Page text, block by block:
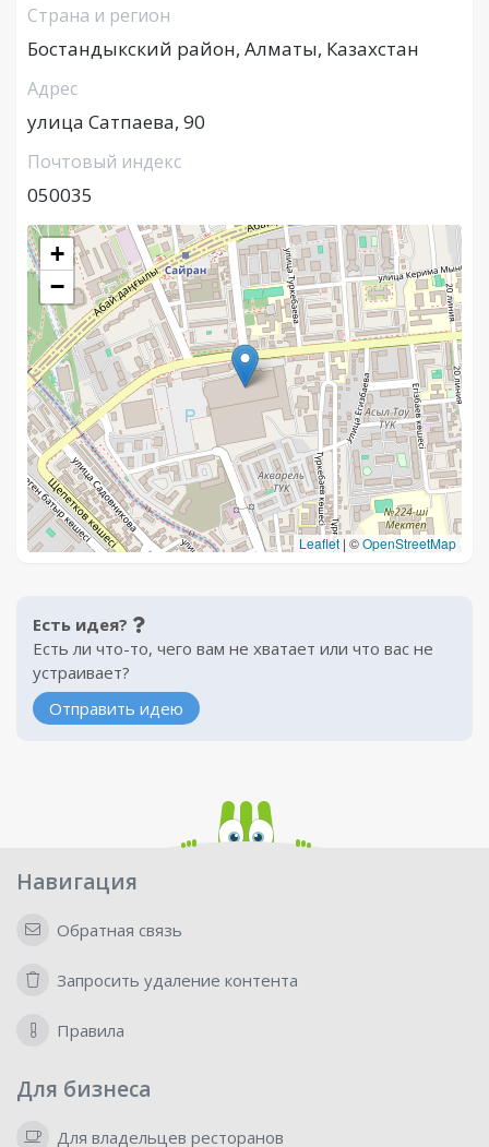
Страна и регион
Бостандыкский район, Алматы, Казахстан
Адрес
улица Сатпаева, 90
Почтовый индекс
050035
+
−
Leaflet | ©OpenStreetMap
Есть идея?
Есть ли что-то, чего вам не хватает или что вас не
устраивает?
Отправить идею
Навигация
Обратная связь
Запросить удаление контента
Правила
Для бизнеса
Для владельцев ресторанов